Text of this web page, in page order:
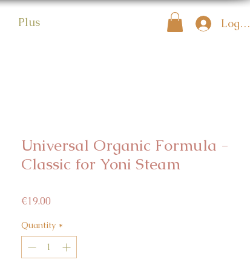
Plus Log In
Universal Organic Formula -
Classic for Yoni Steam
€19.00
Quantity *